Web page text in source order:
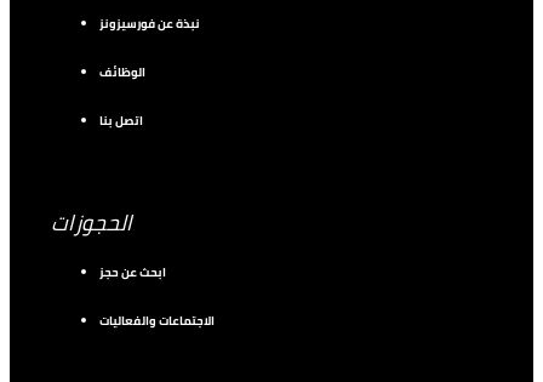
نبذة عن فورسيزونز
الوظائف
اتصل بنا
الحجوزات
ابحث عن حجز
الاجتماعات والفعاليات